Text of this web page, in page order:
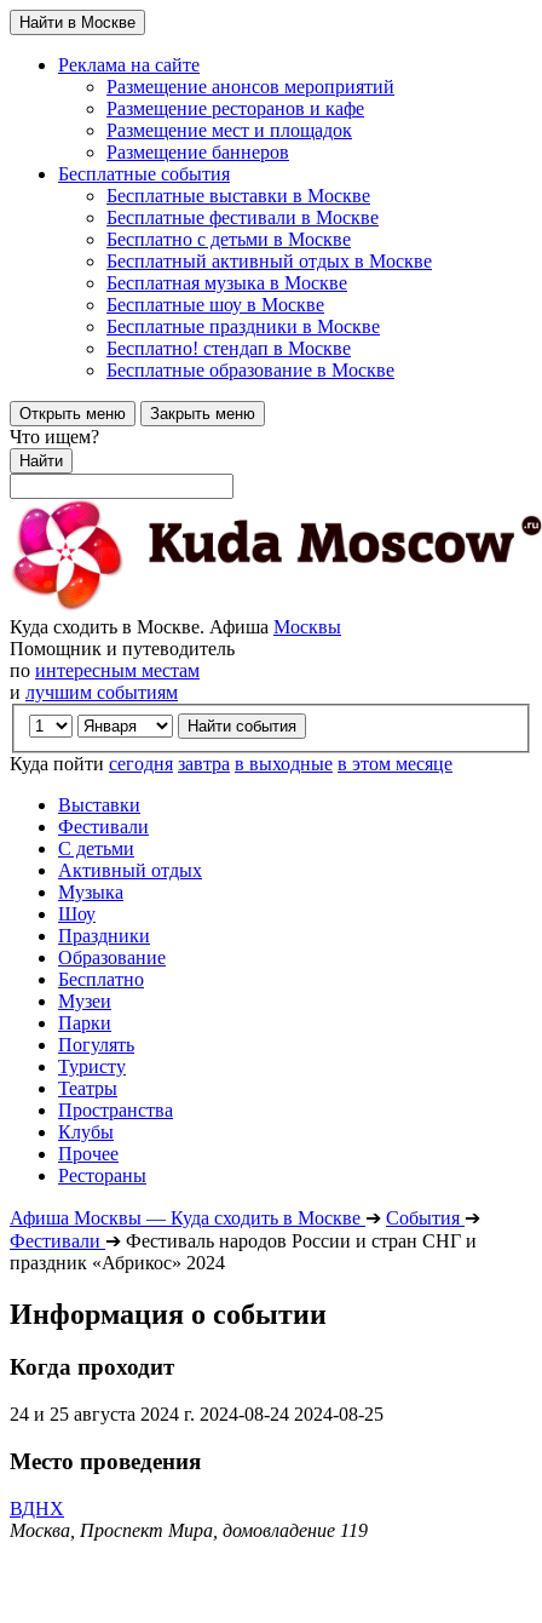
Найти в Москве
Реклама на сайте
Размещение анонсов мероприятий
Размещение ресторанов и кафе
Размещение мест и площадок
Размещение баннеров
Бесплатные события
Бесплатные выставки в Москве
Бесплатные фестивали в Москве
Бесплатно с детьми в Москве
Бесплатный активный отдых в Москве
Бесплатная музыка в Москве
Бесплатные шоу в Москве
Бесплатные праздники в Москве
Бесплатно! стендап в Москве
Бесплатные образование в Москве
Открыть меню Закрыть меню
Что ищем?
Найти
Куда сходить в Москве. Афиша Москвы
Помощник и путеводитель
по интересным местам
и лучшим событиям
Куда пойти сегодня завтра в выходные в этом месяце
Выставки
Фестивали
С детьми
Активный отдых
Музыка
Шоу
Праздники
Образование
Бесплатно
Музеи
Парки
Погулять
Туристу
Театры
Пространства
Клубы
Прочее
Рестораны
Афиша Москвы — Куда сходить в Москве ➔ События ➔
Фестивали ➔ Фестиваль народов России и стран СНГ и
праздник «Абрикос» 2024
Информация о событии
Когда проходит
24 и 25 августа 2024 г. 2024-08-24 2024-08-25
Место проведения
ВДНХ
Москва, Проспект Мира, домовладение 119